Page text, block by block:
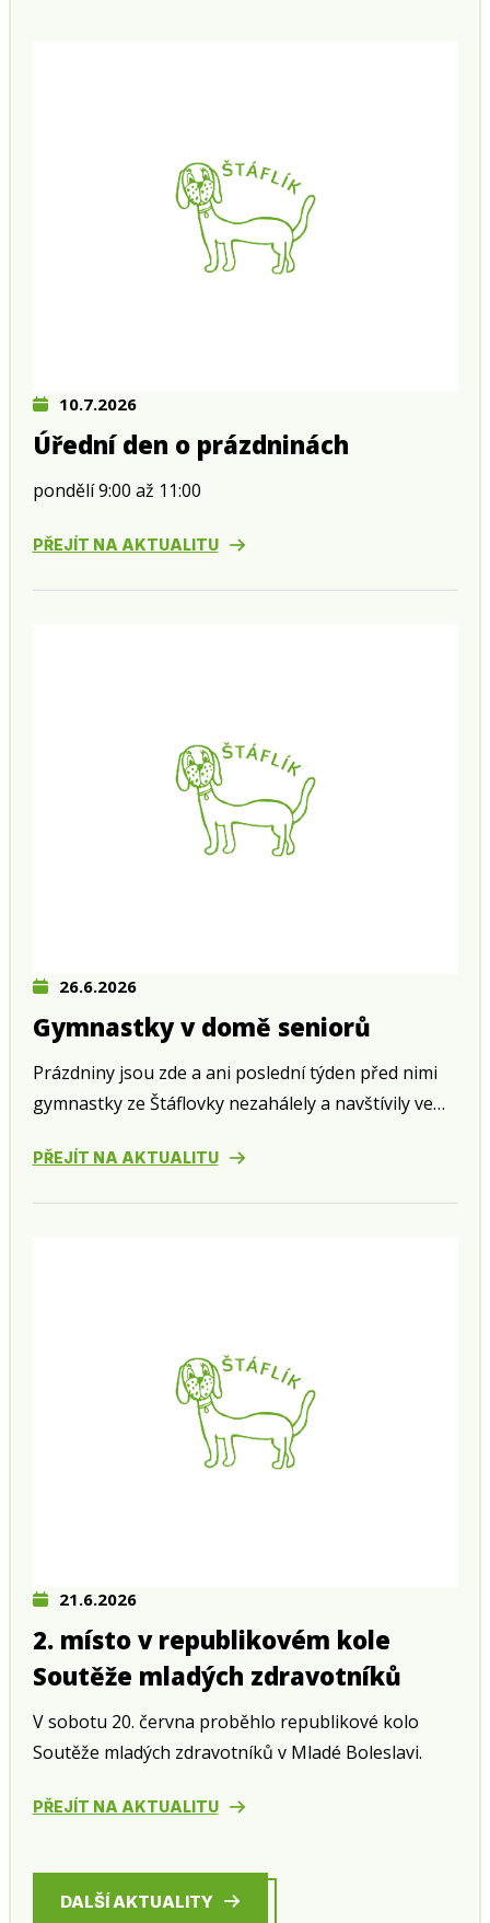
10.7.2026
Úřední den o prázdninách
pondělí 9:00 až 11:00
PŘEJÍT NA AKTUALITU
26.6.2026
Gymnastky v domě seniorů
Prázdniny jsou zde a ani poslední týden před nimi
gymnastky ze Štáflovky nezahálely a navštívily ve
v Husově ulici.
PŘEJÍT NA AKTUALITU
21.6.2026
2. místo v republikovém kole
Soutěže mladých zdravotníků
V sobotu 20. června proběhlo republikové kolo
Soutěže mladých zdravotníků v Mladé Boleslavi.
PŘEJÍT NA AKTUALITU
DALŠÍ AKTUALITY